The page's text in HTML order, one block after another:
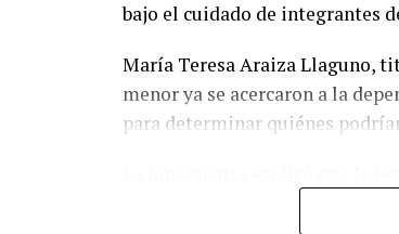
bajo el cuidado de integrantes
María Teresa Araiza Llaguno,
menor ya se acercaron a la
para determinar quiénes
para definir la situación de una